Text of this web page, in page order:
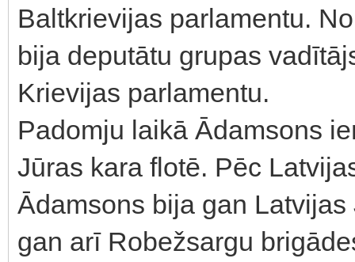
Baltkrievijas parlamentu.
bija deputātu grupas
Krievijas parlamentu.
Padomju laikā Ādamsons
Jūras kara flotē. Pēc
Ādamsons bija gan
gan arī Robežsargu